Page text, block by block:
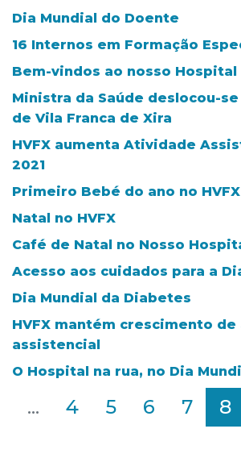
Dia Mundial do Doente
16 Internos em Formação
Bem-vindos ao nosso Hospital
Ministra da Saúde deslocou-
de Vila Franca de Xira
HVFX aumenta Atividade
2021
Primeiro Bebé do ano no HVFX
Natal no HVFX
Café de Natal no Nosso
Acesso aos cuidados para a
Dia Mundial da Diabetes
HVFX mantém crescimento
assistencial
O Hospital na rua, no Dia
... 4 5 6 7 8